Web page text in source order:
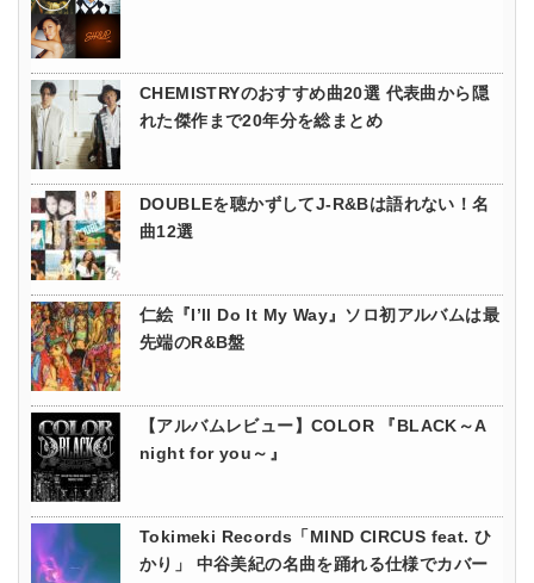
CHEMISTRYのおすすめ曲20選 代表曲から隠
れた傑作まで20年分を総まとめ
DOUBLEを聴かずしてJ-R&Bは語れない！名
曲12選
仁絵『I’ll Do It My Way』ソロ初アルバムは最
先端のR&B盤
【アルバムレビュー】COLOR 『BLACK～A
night for you～』
Tokimeki Records「MIND CIRCUS feat. ひ
かり」 中谷美紀の名曲を踊れる仕様でカバー